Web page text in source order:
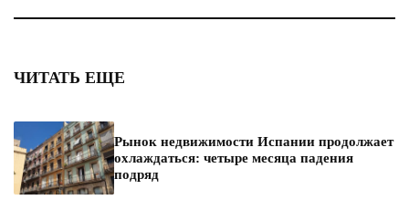
ЧИТАТЬ ЕЩЕ
Рынок недвижимости Испании продолжает
охлаждаться: четыре месяца падения
подряд